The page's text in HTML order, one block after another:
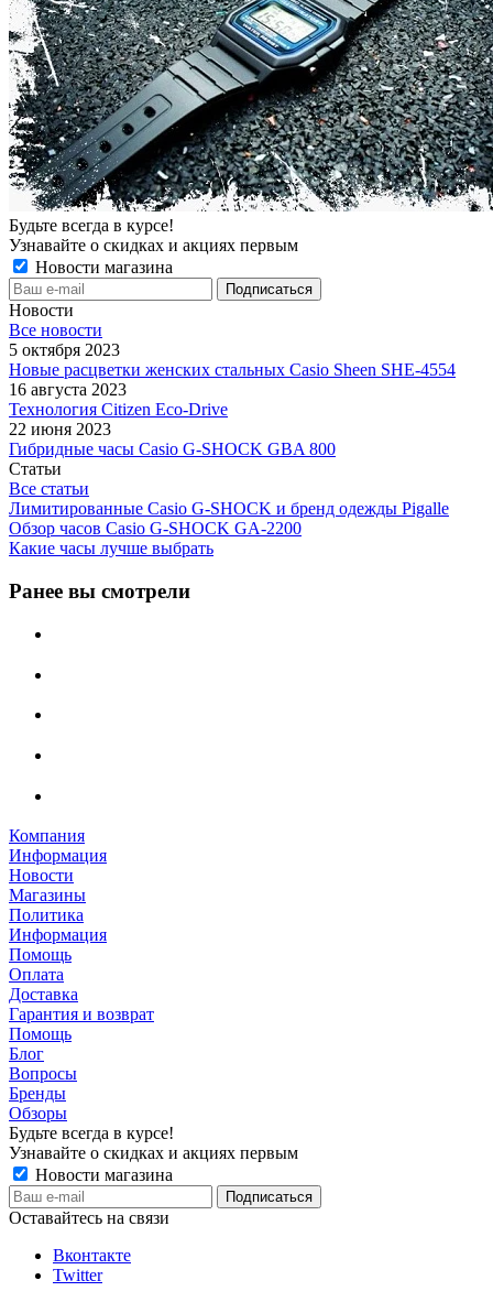
Будьте всегда в курсе!
Узнавайте о скидках и акциях первым
Новости магазина
Новости
Все новости
5 октября 2023
Новые расцветки женских стальных Casio Sheen SHE-4554
16 августа 2023
Технология Citizen Eco-Drive
22 июня 2023
Гибридные часы Casio G-SHOCK GBA 800
Статьи
Все статьи
Лимитированные Casio G-SHOCK и бренд одежды Pigalle
Обзор часов Casio G-SHOCK GA-2200
Какие часы лучше выбрать
Ранее вы смотрели
Компания
Информация
Новости
Магазины
Политика
Информация
Помощь
Оплата
Доставка
Гарантия и возврат
Помощь
Блог
Вопросы
Бренды
Обзоры
Будьте всегда в курсе!
Узнавайте о скидках и акциях первым
Новости магазина
Оставайтесь на связи
Вконтакте
Twitter